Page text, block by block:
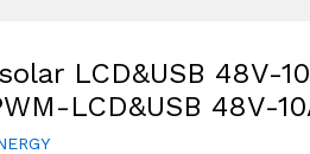
LCD&USB 48V-
LCD&USB 48V-